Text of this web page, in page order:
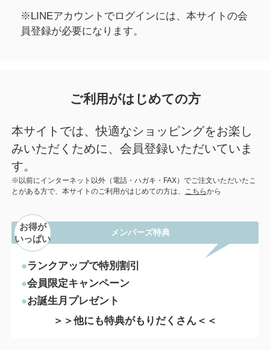
※LINEアカウントでログインには、本サイトの会
員登録が必要になります。
ご利用がはじめての方
本サイトでは、快適なショッピングをお楽し
みいただくために、会員登録いただいていま
す。
※以前にインターネット以外（電話・ハガキ・FAX）でご注文いただいたこ
とがある方で、本サイトのご利用がはじめての方は、 こちらから
お得が
いっぱい
メンバーズ特典
ランクアップで特別割引
会員限定キャンペーン
お誕生月プレゼント
＞＞他にも特典がもりだくさん＜＜